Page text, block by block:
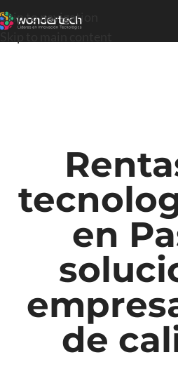
Skip to navigation
en
de